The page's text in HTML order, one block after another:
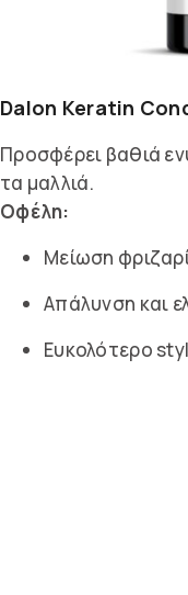
Dalon Keratin
Προσφέρει βαθιά
τα μαλλιά.
Οφέλη:
Μείωση
Απάλυνση και
Ευκολότερο